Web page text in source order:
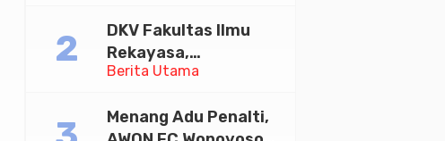
Berita Utama
DKV Fakultas Ilmu
Rekayasa,
Universitas
Diskusi Desain
Menang Adu Penalti,